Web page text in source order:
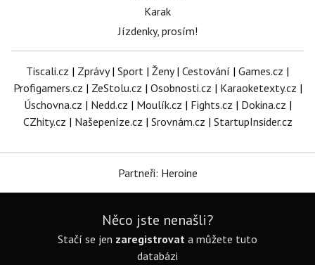
Karak
Jízdenky, prosím!
Tiscali.cz | Zprávy| Sport | Ženy| Cestování | Games.cz |
Profigamers.cz | ZeStolu.cz | Osobnosti.cz | Karaoketexty.cz |
Úschovna.cz | Nedd.cz | Moulík.cz | Fights.cz | Dokina.cz |
CZhity.cz | Našepeníze.cz | Srovnám.cz | StartupInsider.cz
Partneři: Heroine
Něco jste nenašli?
Stačí se jen zaregistrovat a můžete tuto
databázi